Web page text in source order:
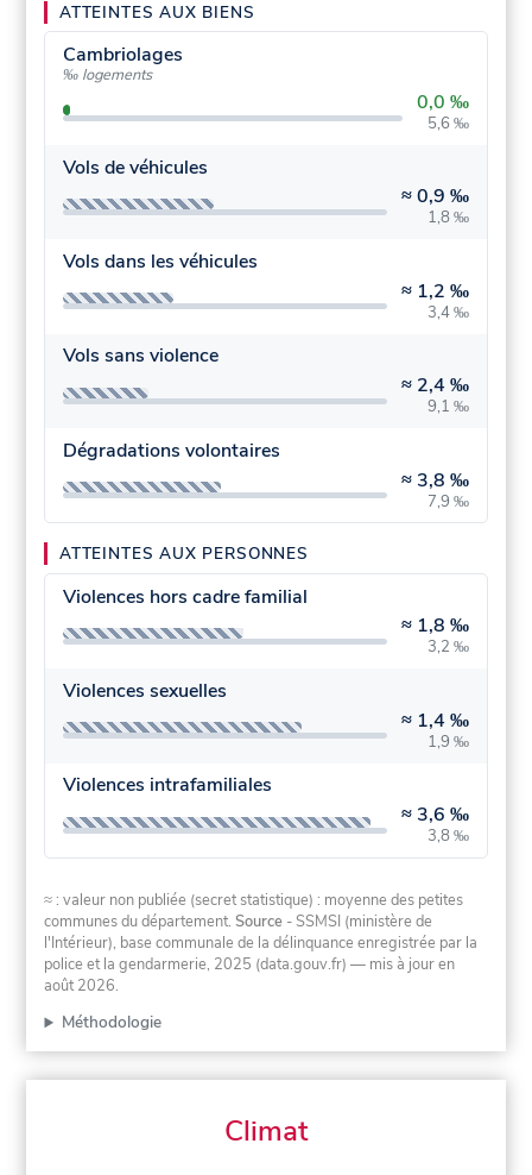
ATTEINTES AUX BIENS
Cambriolages
‰ logements
0,0 ‰
5,6 ‰
Vols de véhicules
≈0,9 ‰
1,8 ‰
Vols dans les véhicules
≈ 1,2 ‰
3,4 ‰
Vols sans violence
≈ 2,4 ‰
9,1 ‰
Dégradations volontaires
≈ 3,8 ‰
7,9 ‰
ATTEINTES AUX PERSONNES
Violences hors cadre familial
≈ 1,8 ‰
3,2 ‰
Violences sexuelles
≈ 1,4 ‰
1,9 ‰
Violences intrafamiliales
≈ 3,6 ‰
3,8 ‰
≈ : valeur non publiée (secret statistique) : moyenne des petites
communes du département.Source - SSMSI (ministère de
l'Intérieur), base communale de la délinquance enregistrée par la
police et la gendarmerie, 2025 (data.gouv.fr) — mis à jour en
août 2026.
Méthodologie
Climat